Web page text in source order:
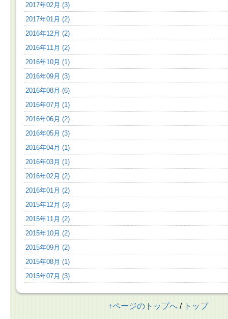
2017年02月 (3)
2017年01月 (2)
2016年12月 (2)
2016年11月 (2)
2016年10月 (1)
2016年09月 (3)
2016年08月 (6)
2016年07月 (1)
2016年06月 (2)
2016年05月 (3)
2016年04月 (1)
2016年03月 (1)
2016年02月 (2)
2016年01月 (2)
2015年12月 (3)
2015年11月 (2)
2015年10月 (2)
2015年09月 (2)
2015年08月 (1)
2015年07月 (3)
↑ページのトップへ / トップ